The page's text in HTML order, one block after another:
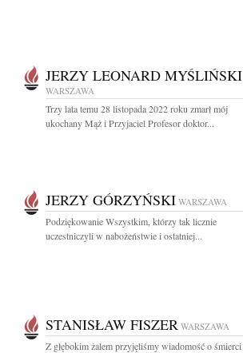
JERZY LEONARD MYŚLIŃSKI
WARSZAWA
Trzy lata temu 28 listopada 2022 roku zmarł mój
ukochany Mąż i Przyjaciel Profesor doktor...
JERZY GÓRZYŃSKI WARSZAWA
Podziękowanie Wszystkim, którzy tak licznie
uczestniczyli w nabożeństwie i ostatniej...
STANISŁAW FISZER WARSZAWA
Z głębokim żalem przyjęliśmy wiadomość o śmierci